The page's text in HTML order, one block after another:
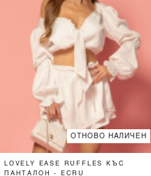
ОТНОВО НАЛИЧЕН
LOVELY EASE RUFFLES КЪС
ПАНТАЛОН - ECRU